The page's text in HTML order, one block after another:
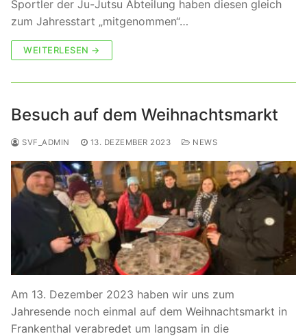
Sportler der Ju-Jutsu Abteilung haben diesen gleich
zum Jahresstart „mitgenommen“…
WEITERLESEN →
Besuch auf dem Weihnachtsmarkt
SVF_ADMIN 13. DEZEMBER 2023 NEWS
Am 13. Dezember 2023 haben wir uns zum
Jahresende noch einmal auf dem Weihnachtsmarkt in
Frankenthal verabredet um langsam in die